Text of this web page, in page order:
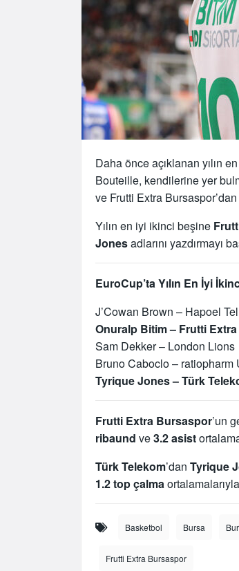
Daha önce açıklanan yılın
Bouteille, kendilerine yer
ve Frutti Extra Bursaspor’dan
Yılın en iyi ikinci beşine
Jonesadlarını yazdırmayı
EuroCup’ta Yılın En İyi
J’Cowan Brown – Hapoel
Onuralp Bitim – Frutti
Sam Dekker – London Lions
Bruno Caboclo – ratiopharm
Tyrique Jones – Türk
Frutti Extra Bursaspor’un
ribaund ve3.2 asist
Türk Telekom’dan Tyrique
1.2 top çalma
Basketbol Bursa
Frutti Extra Bursaspor